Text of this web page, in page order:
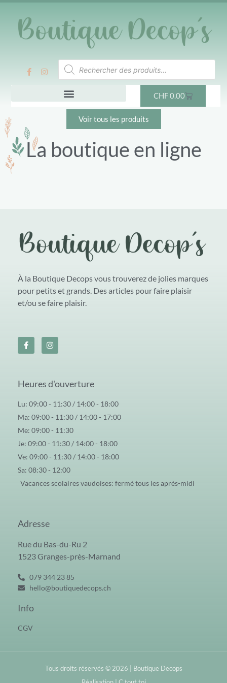
CHF0.00
Voir tous les produits
La boutique en ligne
À la Boutique Decops vous trouverez de jolies marques
pour petits et grands. Des articles pour faire plaisir
et/ou se faire plaisir.
Heures d'ouverture
Lu: 09:00 - 11:30 / 14:00 - 18:00
Ma: 09:00 - 11:30 / 14:00 - 17:00
Me: 09:00 - 11:30
Je: 09:00 - 11:30 / 14:00 - 18:00
Ve: 09:00 - 11:30 / 14:00 - 18:00
Sa: 08:30 - 12:00
Vacances scolaires vaudoises: fermé tous les après-midi
Adresse
Rue du Bas-du-Ru 2
1523 Granges-près-Marnand
079 344 23 85
hello@boutiquedecops.ch
Info
CGV
Tous droits réservés © 2026 | Boutique Decops